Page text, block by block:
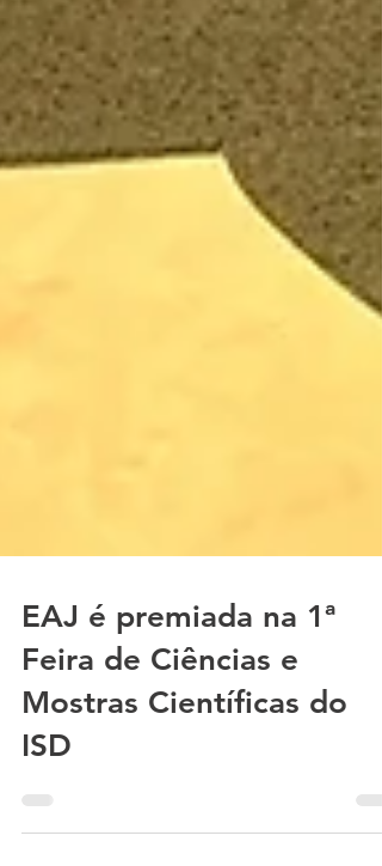
EAJ é premiada na 1ª
Feira de Ciências e
Mostras Científicas do